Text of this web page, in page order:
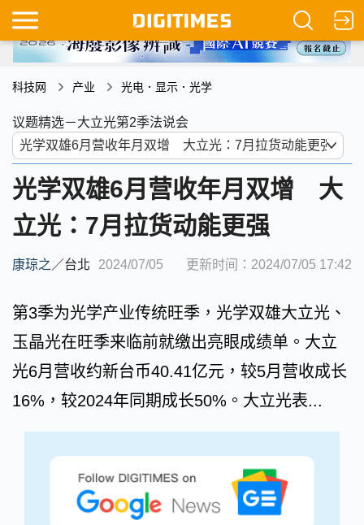
科技网 产业 光电．显示．光学
议题精选－大立光第2季法说会
光学双雄6月营收年月双增 大
立光：7月拉货动能更强
康琼之／台北 2024/07/05 更新时间：2024/07/05 17:42
第3季为光学产业传统旺季，光学双雄大立光、
玉晶光在旺季来临前就缴出亮眼成绩单。大立
光6月营收约新台币40.41亿元，较5月营收成长
16%，较2024年同期成长50%。大立光表...